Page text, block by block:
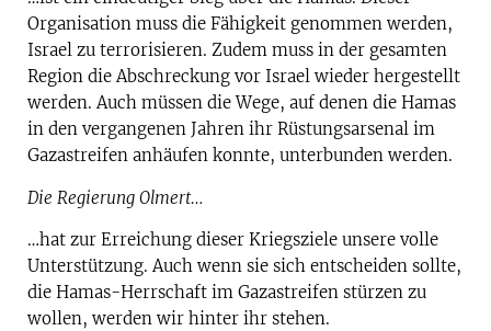
Organisation muss die Fähigkeit genommen werden,
Israel zu terrorisieren. Zudem muss in der gesamten
Region die Abschreckung vor Israel wieder hergestellt
werden. Auch müssen die Wege, auf denen die Hamas
in den vergangenen Jahren ihr Rüstungsarsenal im
Gazastreifen anhäufen konnte, unterbunden werden.
Die Regierung Olmert…
…hat zur Erreichung dieser Kriegsziele unsere volle
Unterstützung. Auch wenn sie sich entscheiden sollte,
die Hamas-Herrschaft im Gazastreifen stürzen zu
wollen, werden wir hinter ihr stehen.